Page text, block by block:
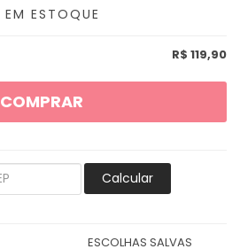
EM ESTOQUE
R$ 119,90
COMPRAR
Calcular
ESCOLHAS SALVAS